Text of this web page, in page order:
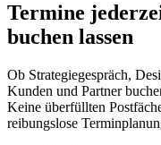
Termine
buchen lassen
Ob Strategiegespräch,
Kunden und Partner
Keine überfüllten
reibungslose